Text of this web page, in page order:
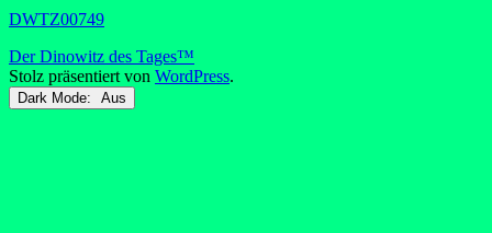
DWTZ00749
Der Dinowitz des Tages™
Stolz präsentiert von WordPress.
Dark Mode: